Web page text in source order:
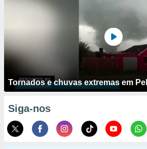
Tornados e chuvas extremas em
Siga-nos